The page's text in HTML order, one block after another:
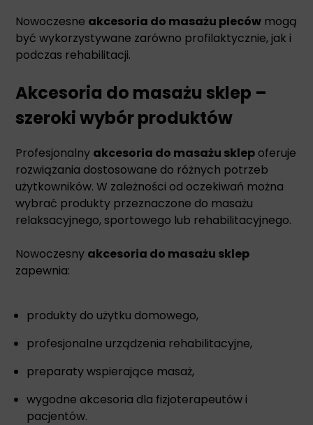
Nowoczesne akcesoria do masażu pleców mogą
być wykorzystywane zarówno profilaktycznie, jak i
podczas rehabilitacji.
Akcesoria do masażu sklep –
szeroki wybór produktów
Profesjonalny akcesoria do masażu sklep oferuje
rozwiązania dostosowane do różnych potrzeb
użytkowników. W zależności od oczekiwań można
wybrać produkty przeznaczone do masażu
relaksacyjnego, sportowego lub rehabilitacyjnego.
Nowoczesny akcesoria do masażu sklep
zapewnia:
produkty do użytku domowego,
profesjonalne urządzenia rehabilitacyjne,
preparaty wspierające masaż,
wygodne akcesoria dla fizjoterapeutów i
pacjentów.